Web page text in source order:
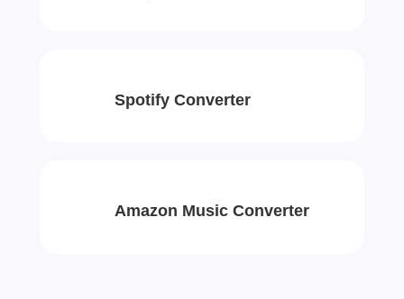
Spotify Converter
Amazon Music Converter